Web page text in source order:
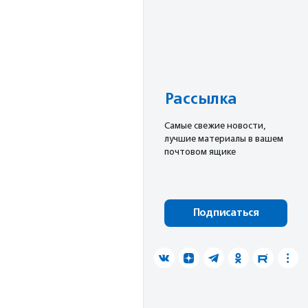
Рассылка
Cамые свежие новости,
лучшие материалы в вашем
почтовом ящике
Подписаться